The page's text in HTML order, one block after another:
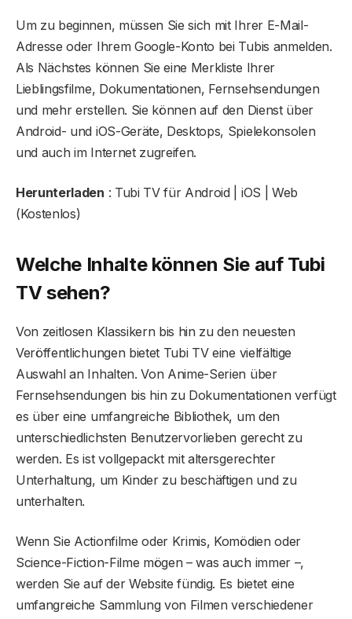
Um zu beginnen, müssen Sie sich mit Ihrer E-Mail-
Adresse oder Ihrem Google-Konto bei Tubis anmelden.
Als Nächstes können Sie eine Merkliste Ihrer
Lieblingsfilme, Dokumentationen, Fernsehsendungen
und mehr erstellen. Sie können auf den Dienst über
Android- und iOS-Geräte, Desktops, Spielekonsolen
und auch im Internet zugreifen.
Herunterladen : Tubi TV für Android | iOS | Web
(Kostenlos)
Welche Inhalte können Sie auf Tubi
TV sehen?
Von zeitlosen Klassikern bis hin zu den neuesten
Veröffentlichungen bietet Tubi TV eine vielfältige
Auswahl an Inhalten. Von Anime-Serien über
Fernsehsendungen bis hin zu Dokumentationen verfügt
es über eine umfangreiche Bibliothek, um den
unterschiedlichsten Benutzervorlieben gerecht zu
werden. Es ist vollgepackt mit altersgerechter
Unterhaltung, um Kinder zu beschäftigen und zu
unterhalten.
Wenn Sie Actionfilme oder Krimis, Komödien oder
Science-Fiction-Filme mögen – was auch immer –,
werden Sie auf der Website fündig. Es bietet eine
umfangreiche Sammlung von Filmen verschiedener